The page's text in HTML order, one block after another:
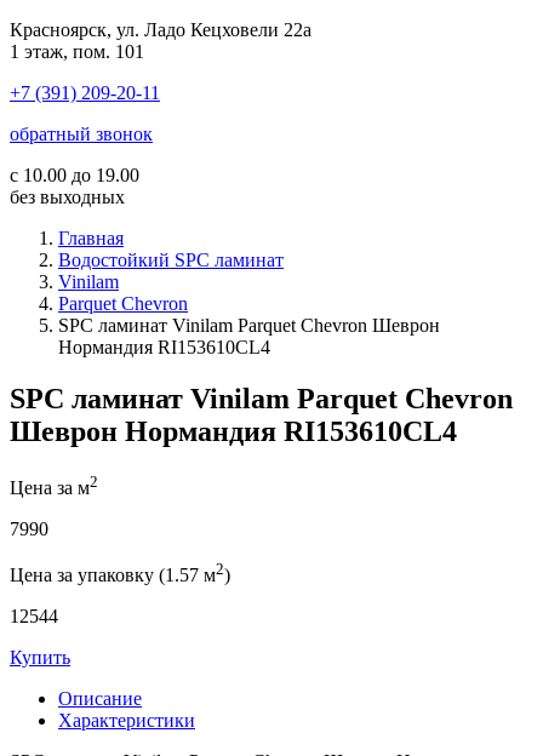
Красноярск, ул. Ладо Кецховели 22а
1 этаж, пом. 101
+7 (391) 209-20-11
обратный звонок
с 10.00 до 19.00
без выходных
Главная
Водостойкий SPC ламинат
Vinilam
Parquet Chevron
SPC ламинат Vinilam Parquet Chevron Шеврон
Нормандия RI153610CL4
SPC ламинат Vinilam Parquet Chevron
Шеврон Нормандия RI153610CL4
Цена за м2
7990
Цена за упаковку (1.57 м2)
12544
Купить
Описание
Характеристики